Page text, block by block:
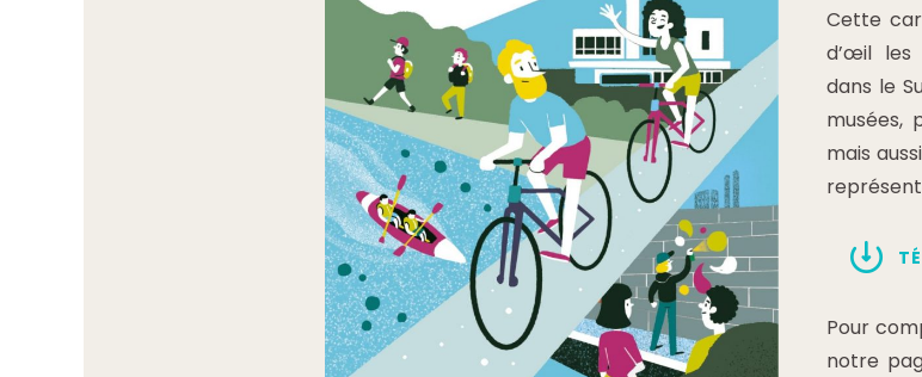
Cette
d’œil les
dans le
musées,
mais
Pour
notre